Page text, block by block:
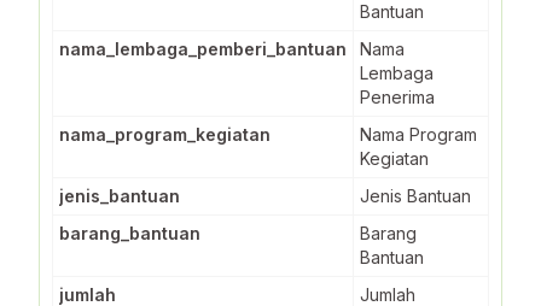
Bantuan
nama_lembaga_pemberi_bantuan
Nama
Lembaga
Penerima
nama_program_kegiatan
Nama Program
Kegiatan
jenis_bantuan
Jenis Bantuan
barang_bantuan
Barang
Bantuan
jumlah
Jumlah